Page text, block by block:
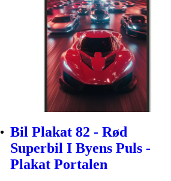
Bil Plakat 82 - Rød
Superbil I Byens Puls -
Plakat Portalen